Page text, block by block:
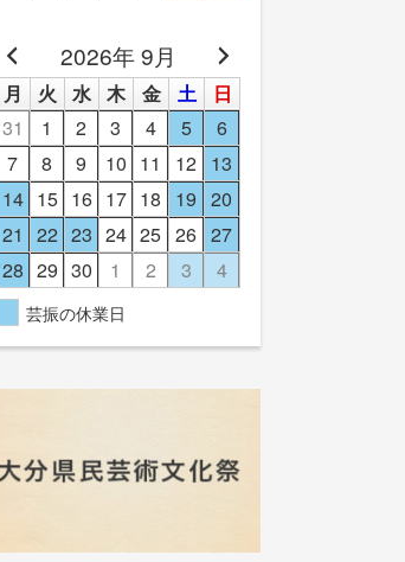
2026年 9月
月 火 水 木 金 土
日
31
1 2 3 4 5
6
7
8 9 10 11 12 13
14 15 16 17 18 19 20
21
22 23 24 25 26 27
28 29 30 1 2 3 4
芸振の休業日